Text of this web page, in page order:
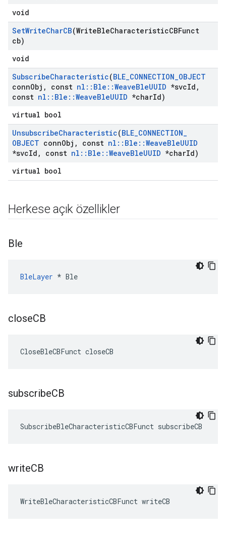
void
SetWriteCharCB(WriteBleCharacteristicCBFunct
cb)
void
SubscribeCharacteristic(BLE_CONNECTION_OBJECT
connObj , const nl :: Ble ::WeaveBleUUID *svcId ,
const nl :: Ble ::WeaveBleUUID *charId)
virtual bool
UnsubscribeCharacteristic(BLE_CONNECTION_
OBJECT connObj , const nl :: Ble ::WeaveBleUUID
*svcId , const nl :: Ble ::WeaveBleUUID *charId)
virtual bool
Herkese açık özellikler
Ble
BleLayer * Ble
closeCB
CloseBleCBFunct closeCB
subscribeCB
SubscribeBleCharacteristicCBFunct subscribeCB
writeCB
WriteBleCharacteristicCBFunct writeCB